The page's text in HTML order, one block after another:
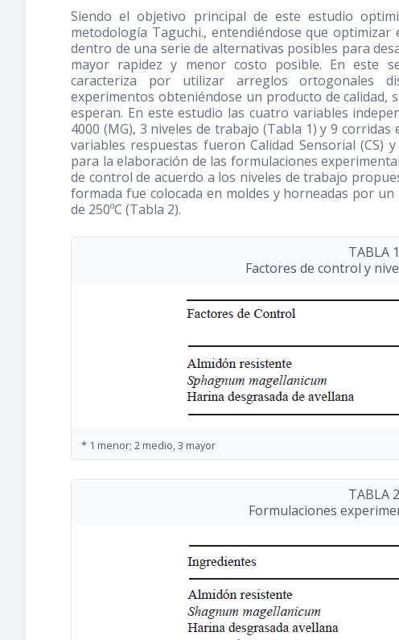
Siendo el objetivo principal de este estudio
metodología Taguchi., entendiéndose que
dentro de una serie de alternativas posibles para
mayor rapidez y menor costo posible. En este
caracteriza por utilizar arreglos ortogonales
experimentos obteniéndose un producto de calidad,
esperan. En este estudio las cuatro variables
4000 (MG), 3 niveles de trabajo (Tabla 1) y 9
variables respuestas fueron Calidad Sensorial (CS)
para la elaboración de las formulaciones
de control de acuerdo a los niveles de trabajo
formada fue colocada en moldes y horneadas por
de 250ºC (Tabla 2).
TABLA 1
Factores de control y
* 1 menor; 2 medio, 3 mayor
TABLA 2
Formulaciones